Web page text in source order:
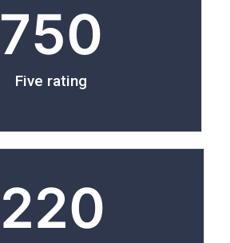
Five rating
750
220